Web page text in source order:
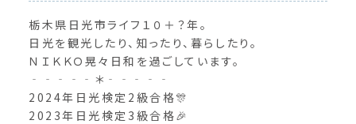
栃木県日光市ライフ１０＋？年。
日光を観光したり、知ったり、暮らしたり。
ＮＩＫＫＯ晃々日和を過ごしています。
‐‐‐‐‐＊‐‐‐‐‐
2024年日光検定2級合格🎊
2023年日光検定3級合格🎉